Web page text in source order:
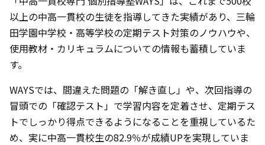
以上の中高一貫校の生徒を指導してきた実績があり、三輪
田学園中学校・高等学校の定期テスト対策のノウハウや、
使用教材・カリキュラムについての情報も蓄積していま
す。
WAYSでは、間違えた問題の「解き直し」や、次回指導の
冒頭での「確認テスト」で学習内容を定着させ、定期テス
トでしっかり得点できるようになることを重視しているた
め、実に中高一貫校生の82.9％が成績UPを実現していま